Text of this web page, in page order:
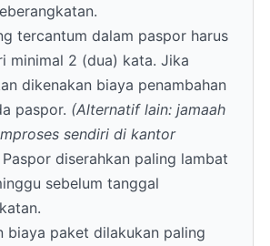
tercantum dalam paspor harus
minimal 2 (dua) kata. Jika
dikenakan biaya penambahan
paspor. (Alternatif lain: jamaah
sendiri di kantor
Paspor diserahkan paling lambat
sebelum tanggal
biaya paket dilakukan paling